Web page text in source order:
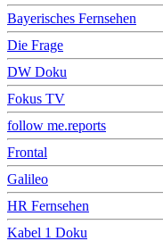
Bayerisches Fernsehen
Die Frage
DW Doku
Fokus TV
follow me.reports
Frontal
Galileo
HR Fernsehen
Kabel 1 Doku